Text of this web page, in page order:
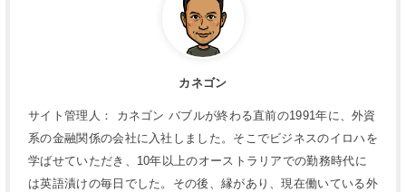
カネゴン
サイト管理人： カネゴン バブルが終わる直前の1991年に、外資
系の金融関係の会社に入社しました。そこでビジネスのイロハを
学ばせていただき、10年以上のオーストラリアでの勤務時代に
は英語漬けの毎日でした。その後、縁があり、現在働いている外